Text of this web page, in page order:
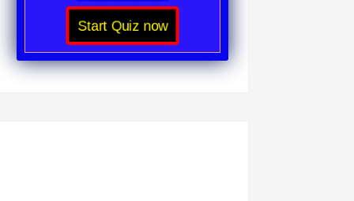
Start Quiz now